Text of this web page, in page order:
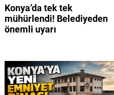
Konya’da tek tek
mühürlendi! Belediyeden
önemli uyarı